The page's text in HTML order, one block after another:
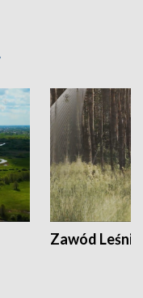
Zawód Leśnik